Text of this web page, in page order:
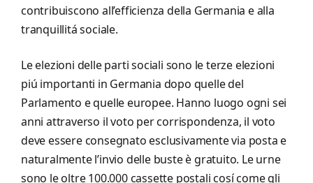
contribuiscono all’efficienza della Germania e alla
tranquillitá sociale.
Le elezioni delle parti sociali sono le terze elezioni
piú importanti in Germania dopo quelle del
Parlamento e quelle europee. Hanno luogo ogni sei
anni attraverso il voto per corrispondenza, il voto
deve essere consegnato esclusivamente via posta e
naturalmente l’invio delle buste è gratuito. Le urne
sono le oltre 100.000 cassette postali cosí come gli